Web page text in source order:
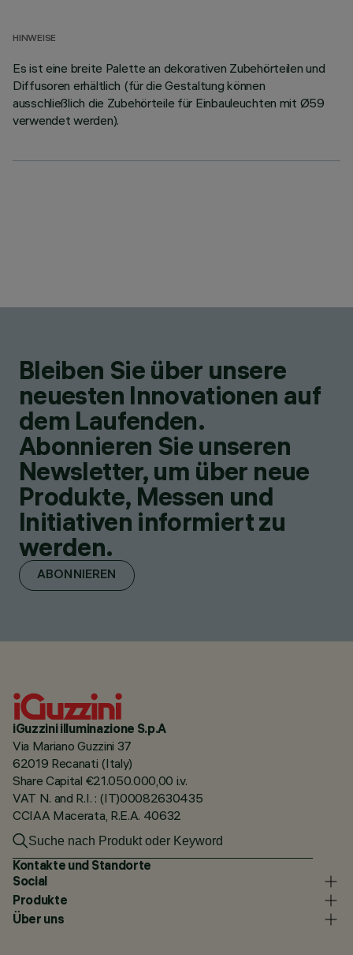
HINWEISE
Es ist eine breite Palette an dekorativen Zubehörteilen und
Diffusoren erhältlich (für die Gestaltung können
ausschließlich die Zubehörteile für Einbauleuchten mit Ø59
verwendet werden).
Bleiben Sie über unsere
neuesten Innovationen auf
dem Laufenden.
Abonnieren Sie unseren
Newsletter, um über neue
Produkte, Messen und
Initiativen informiert zu
werden.
ABONNIEREN
iGuzzini illuminazione S.p.A
Via Mariano Guzzini 37
62019 Recanati (Italy)
Share Capital €21.050.000,00 i.v.
VAT N. and R.I. : (IT)00082630435
CCIAA Macerata, R.E.A. 40632
Kontakte und Standorte
Social
Produkte
Über uns